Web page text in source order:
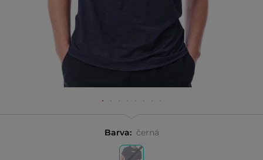
Barva: černá